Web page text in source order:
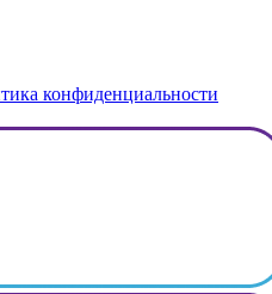
конфиденциальности